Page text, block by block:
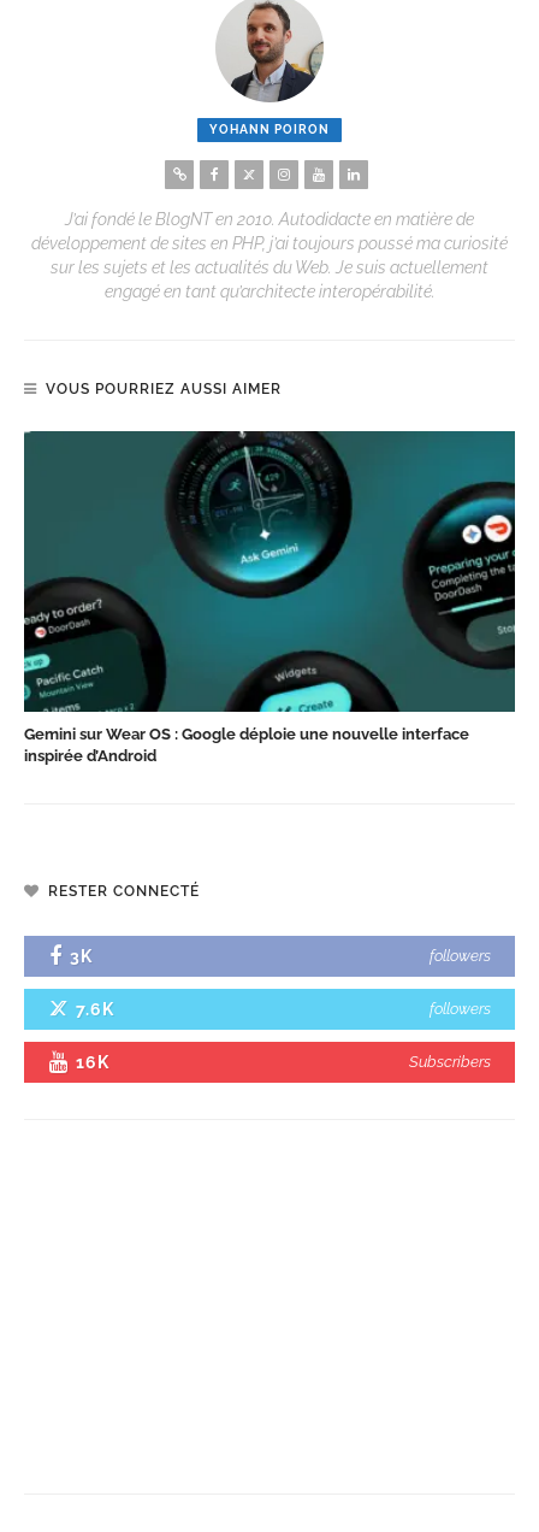
YOHANN POIRON
J’ai fondé le BlogNT en 2010. Autodidacte en matière de
développement de sites en PHP, j’ai toujours poussé ma curiosité
sur les sujets et les actualités du Web. Je suis actuellement
engagé en tant qu’architecte interopérabilité.
VOUS POURRIEZ AUSSI AIMER
Gemini sur Wear OS : Google déploie une nouvelle interface
inspirée d’Android
RESTER CONNECTÉ
3K followers
7.6K followers
16K Subscribers